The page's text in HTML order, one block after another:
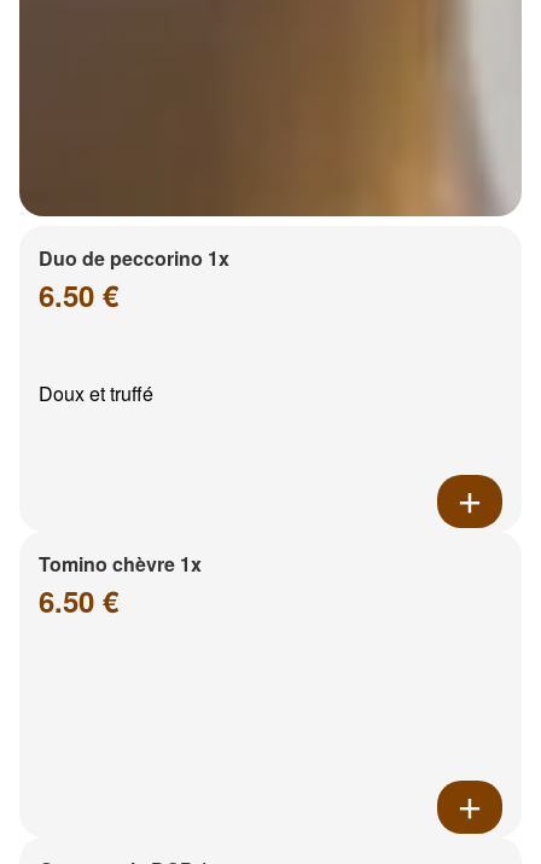
Duo de peccorino 1x
6.50 €
Doux et truffé
Tomino chèvre 1x
6.50 €